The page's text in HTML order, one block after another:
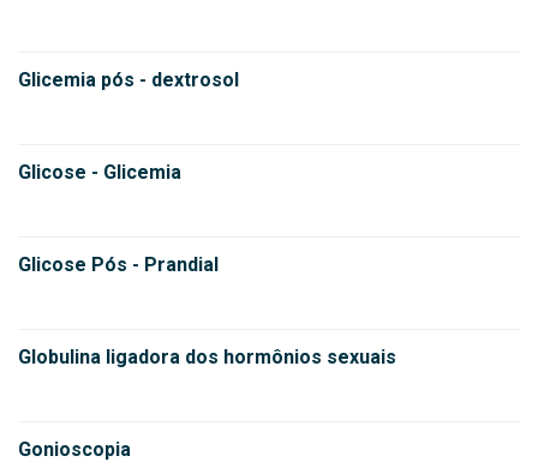
Glicemia pós - dextrosol
Glicose - Glicemia
Glicose Pós - Prandial
Globulina ligadora dos hormônios sexuais
Gonioscopia